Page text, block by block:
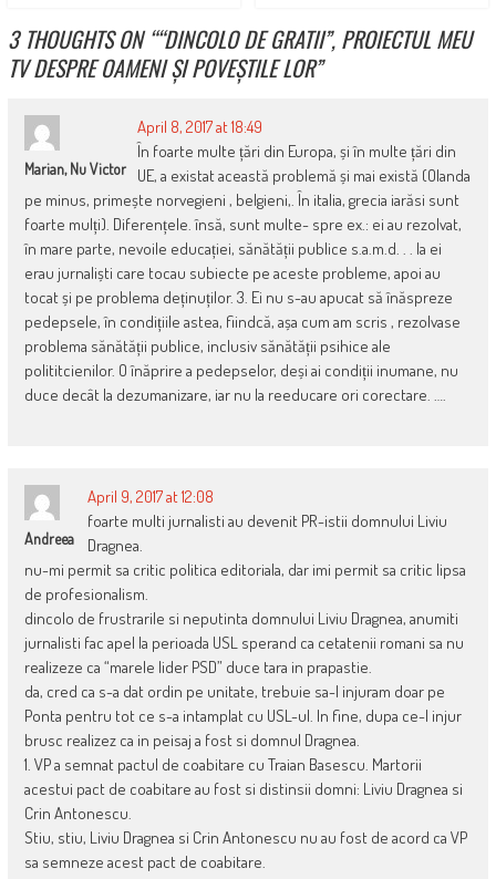
3 THOUGHTS ON ““DINCOLO DE GRATII”, PROIECTUL MEU
TV DESPRE OAMENI ȘI POVEȘTILE LOR”
Marian, Nu Victor
April 8, 2017 at 18:49
În foarte multe țări din Europa, și în multe țări din
UE, a existat această problemă și mai există (Olanda
pe minus, primește norvegieni , belgieni,. În italia, grecia iarăsi sunt
foarte mulți). Diferențele. însă, sunt multe- spre ex.: ei au rezolvat,
în mare parte, nevoile educației, sănătății publice s.a.m.d. . . la ei
erau jurnaliști care tocau subiecte pe aceste probleme, apoi au
tocat și pe problema deținuților. 3. Ei nu s-au apucat să înăspreze
pedepsele, în condițiile astea, fiindcă, așa cum am scris , rezolvase
problema sănătății publice, inclusiv sănătății psihice ale
polititcienilor. O înăprire a pedepselor, deși ai condiții inumane, nu
duce decât la dezumanizare, iar nu la reeducare ori corectare. ….
Andreea
April 9, 2017 at 12:08
foarte multi jurnalisti au devenit PR-istii domnului Liviu
Dragnea.
nu-mi permit sa critic politica editoriala, dar imi permit sa critic lipsa
de profesionalism.
dincolo de frustrarile si neputinta domnului Liviu Dragnea, anumiti
jurnalisti fac apel la perioada USL sperand ca cetatenii romani sa nu
realizeze ca “marele lider PSD” duce tara in prapastie.
da, cred ca s-a dat ordin pe unitate, trebuie sa-l injuram doar pe
Ponta pentru tot ce s-a intamplat cu USL-ul. In fine, dupa ce-l injur
brusc realizez ca in peisaj a fost si domnul Dragnea.
1. VP a semnat pactul de coabitare cu Traian Basescu. Martorii
acestui pact de coabitare au fost si distinsii domni: Liviu Dragnea si
Crin Antonescu.
Stiu, stiu, Liviu Dragnea si Crin Antonescu nu au fost de acord ca VP
sa semneze acest pact de coabitare.